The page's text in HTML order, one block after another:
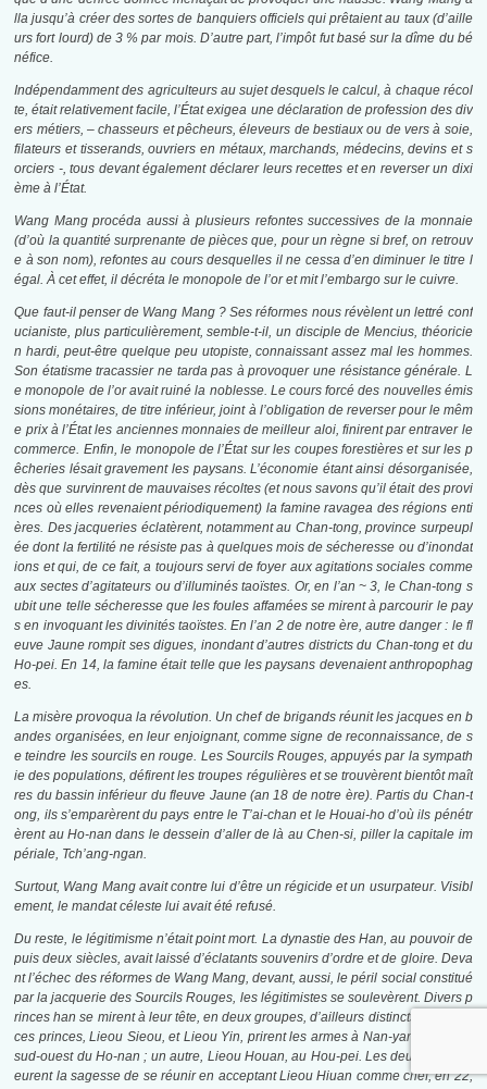
lla jusqu’à créer des sortes de banquiers officiels qui prêtaient au taux (d’aille
urs fort lourd) de 3 % par mois. D’autre part, l’impôt fut basé sur la dîme du bé
néfice.
Indépendamment des agriculteurs au sujet desquels le calcul, à chaque récol
te, était relativement facile, l’État exigea une déclaration de profession des div
ers métiers, – chasseurs et pêcheurs, éleveurs de bestiaux ou de vers à soie,
filateurs et tisserands, ouvriers en métaux, marchands, médecins, devins et s
orciers -, tous devant également déclarer leurs recettes et en reverser un dixi
ème à l’État.
Wang Mang procéda aussi à plusieurs refontes successives de la monnaie
(d’où la quantité surprenante de pièces que, pour un règne si bref, on retrouv
e à son nom), refontes au cours desquelles il ne cessa d’en diminuer le titre l
égal. À cet effet, il décréta le monopole de l’or et mit l’embargo sur le cuivre.
Que faut-il penser de Wang Mang ? Ses réformes nous révèlent un lettré conf
ucianiste, plus particulièrement, semble-t-il, un disciple de Mencius, théoricie
n hardi, peut-être quelque peu utopiste, connaissant assez mal les hommes.
Son étatisme tracassier ne tarda pas à provoquer une résistance générale. L
e monopole de l’or avait ruiné la noblesse. Le cours forcé des nouvelles émis
sions monétaires, de titre inférieur, joint à l’obligation de reverser pour le mêm
e prix à l’État les anciennes monnaies de meilleur aloi, finirent par entraver le
commerce. Enfin, le monopole de l’État sur les coupes forestières et sur les p
êcheries lésait gravement les paysans. L’économie étant ainsi désorganisée,
dès que survinrent de mauvaises récoltes (et nous savons qu’il était des provi
nces où elles revenaient périodiquement) la famine ravagea des régions enti
ères. Des jacqueries éclatèrent, notamment au Chan-tong, province surpeupl
ée dont la fertilité ne résiste pas à quelques mois de sécheresse ou d’inondat
ions et qui, de ce fait, a toujours servi de foyer aux agitations sociales comme
aux sectes d’agitateurs ou d’illuminés taoïstes. Or, en l’an ~ 3, le Chan-tong s
ubit une telle sécheresse que les foules affamées se mirent à parcourir le pay
s en invoquant les divinités taoïstes. En l’an 2 de notre ère, autre danger : le fl
euve Jaune rompit ses digues, inondant d’autres districts du Chan-tong et du
Ho-pei. En 14, la famine était telle que les paysans devenaient anthropophag
es.
La misère provoqua la révolution. Un chef de brigands réunit les jacques en b
andes organisées, en leur enjoignant, comme signe de reconnaissance, de s
e teindre les sourcils en rouge. Les Sourcils Rouges, appuyés par la sympath
ie des populations, défirent les troupes régulières et se trouvèrent bientôt maît
res du bassin inférieur du fleuve Jaune (an 18 de notre ère). Partis du Chan-t
ong, ils s’emparèrent du pays entre le T’ai-chan et le Houai-ho d’où ils pénétr
èrent au Ho-nan dans le dessein d’aller de là au Chen-si, piller la capitale im
périale, Tch’ang-ngan.
Surtout, Wang Mang avait contre lui d’être un régicide et un usurpateur. Visibl
ement, le mandat céleste lui avait été refusé.
Du reste, le légitimisme n’était point mort. La dynastie des Han, au pouvoir de
puis deux siècles, avait laissé d’éclatants souvenirs d’ordre et de gloire. Deva
nt l’échec des réformes de Wang Mang, devant, aussi, le péril social constitué
par la jacquerie des Sourcils Rouges, les légitimistes se soulevèrent. Divers p
rinces han se mirent à leur tête, en deux groupes, d’ailleurs distincts. Deux de
ces princes, Lieou Sieou, et Lieou Yin, prirent les armes à Nan-yang, dans le
sud-ouest du Ho-nan ; un autre, Lieou Houan, au Hou-pei. Les deux groupes
eurent la sagesse de se réunir en acceptant Lieou Hiuan comme chef, en 22,